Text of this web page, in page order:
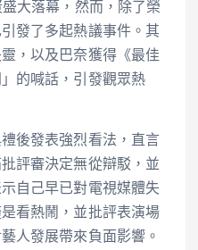
大落幕，然而，除了榮
發了多起熱議事件。其
，以及巴奈獲得《最佳
的喊話，引發觀眾熱
後發表強烈看法，直言
評審決定無從辯駁，並
自己早已對電視媒體失
看熱鬧，並批評表演場
人發展帶來負面影響。